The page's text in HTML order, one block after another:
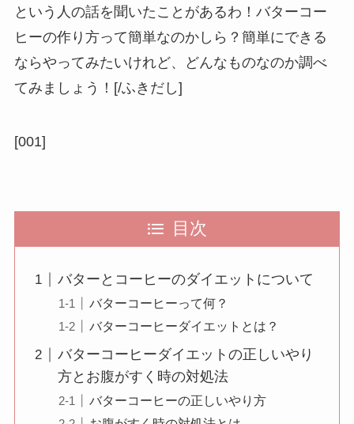
という人の話を聞いたことがあるわ！バターコー
ヒーの作り方って簡単なのかしら？簡単にできる
ならやってみたいけれど、どんなものなのか調べ
てみましょう！[/ふきだし]
[001]
目次
バターとコーヒーのダイエットについて
バターコーヒーって何？
バターコーヒーダイエットとは？
バターコーヒーダイエットの正しいやり
方とお腹がすく時の対処法
バターコーヒーの正しいやり方